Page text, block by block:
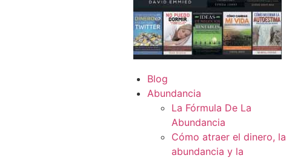
Blog
Abundancia
La Fórmula De La
Abundancia
Cómo atraer el dinero, la
abundancia y la